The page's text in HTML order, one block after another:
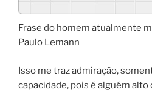
Frase do homem atualmente
Paulo Lemann
Isso me traz admiração,
capacidade, pois é alguém alto